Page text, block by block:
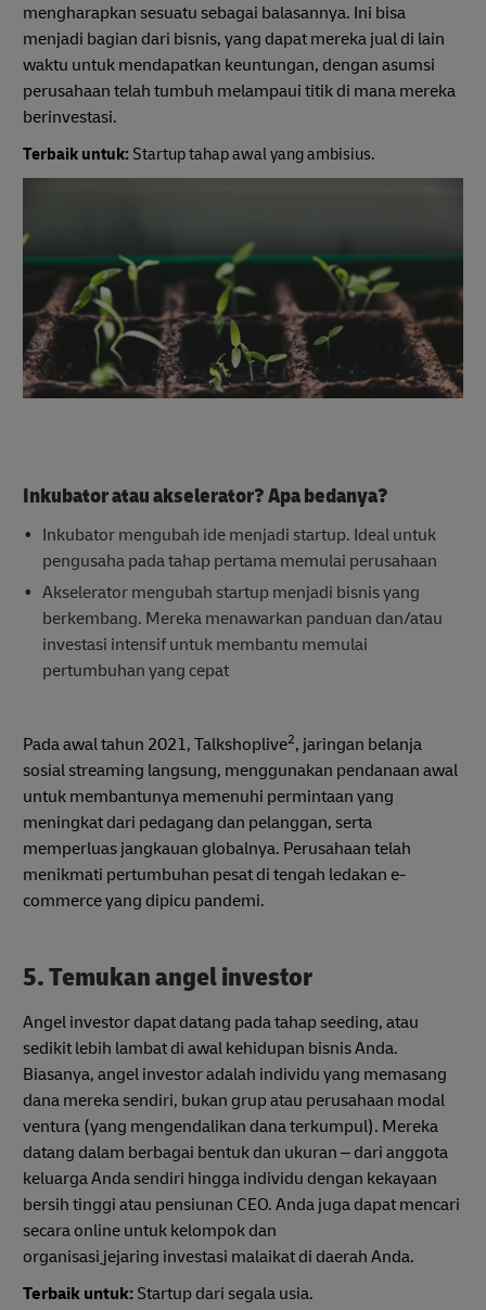
mengharapkan sesuatu sebagai balasannya. Ini bisa
menjadi bagian dari bisnis, yang dapat mereka jual di lain
waktu untuk mendapatkan keuntungan, dengan asumsi
perusahaan telah tumbuh melampaui titik di mana mereka
berinvestasi.
Terbaik untuk: Startup tahap awal yang ambisius.
Inkubator atau akselerator? Apa bedanya?
Inkubator mengubah ide menjadi startup. Ideal untuk
pengusaha pada tahap pertama memulai perusahaan
Akselerator mengubah startup menjadi bisnis yang
berkembang. Mereka menawarkan panduan dan/atau
investasi intensif untuk membantu memulai
pertumbuhan yang cepat
Pada awal tahun 2021, Talkshoplive2, jaringan belanja
sosial streaming langsung, menggunakan pendanaan awal
untuk membantunya memenuhi permintaan yang
meningkat dari pedagang dan pelanggan, serta
memperluas jangkauan globalnya. Perusahaan telah
menikmati pertumbuhan pesat di tengah ledakan e-
commerce yang dipicu pandemi.
5.Temukan angel investor
Angel investor dapat datang pada tahap seeding, atau
sedikit lebih lambat di awal kehidupan bisnis Anda.
Biasanya, angel investor adalah individu yang memasang
dana mereka sendiri, bukan grup atau perusahaan modal
ventura (yang mengendalikan dana terkumpul). Mereka
datang dalam berbagai bentuk dan ukuran – dari anggota
keluarga Anda sendiri hingga individu dengan kekayaan
bersih tinggi atau pensiunan CEO. Anda juga dapat mencari
secara online untuk kelompok dan
organisasi jejaring investasi malaikat di daerah Anda.
Terbaik untuk: Startup dari segala usia.